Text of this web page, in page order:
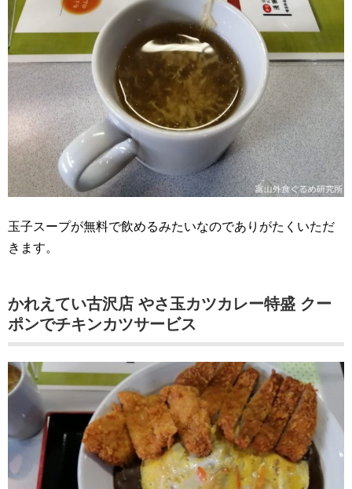
玉子スープが無料で飲めるみたいなのでありがたくいただ
きます。
かれえてい古沢店 やさ玉カツカレー特盛 クー
ポンでチキンカツサービス